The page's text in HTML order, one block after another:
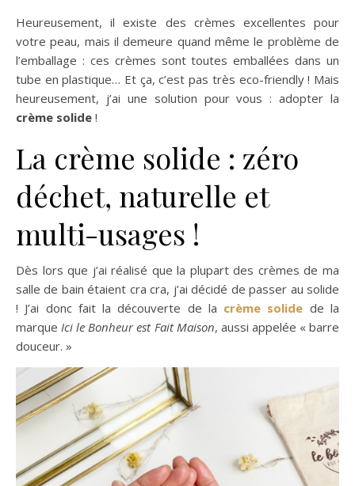
Heureusement, il existe des crèmes excellentes pour
votre peau, mais il demeure quand même le problème de
l’emballage : ces crèmes sont toutes emballées dans un
tube en plastique… Et ça, c’est pas très eco-friendly ! Mais
heureusement, j’ai une solution pour vous : adopter la
crème solide !
La crème solide : zéro
déchet, naturelle et
multi-usages !
Dès lors que j’ai réalisé que la plupart des crèmes de ma
salle de bain étaient cra cra, j’ai décidé de passer au solide
! J’ai donc fait la découverte de la crème solide de la
marqueIci le Bonheur est Fait Maison, aussi appelée « barre
douceur. »